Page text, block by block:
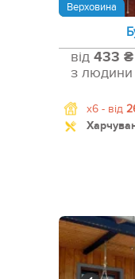
Верховина
від 433 ₴
з людини
x6 - від